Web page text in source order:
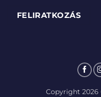
Copyright 2026